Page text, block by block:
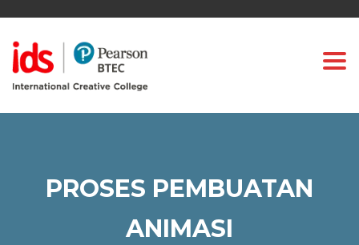
PROSES PEMBUATAN
ANIMASI